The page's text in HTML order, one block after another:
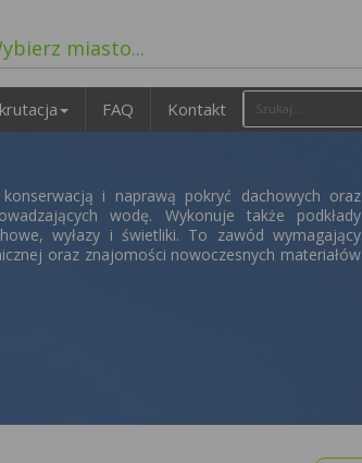
miasto...
FAQ Kontakt
i naprawą pokryć dachowych oraz
wodę. Wykonuje także podkłady
wyłazy i świetliki. To zawód wymagający
oraz znajomości nowoczesnych materiałów